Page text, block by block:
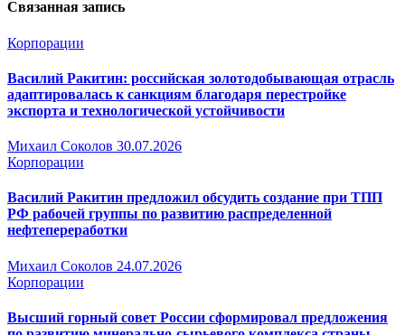
Связанная запись
Корпорации
Василий Ракитин: российская золотодобывающая отрасль
адаптировалась к санкциям благодаря перестройке
экспорта и технологической устойчивости
Михаил Соколов 30.07.2026
Корпорации
Василий Ракитин предложил обсудить создание при ТПП
РФ рабочей группы по развитию распределенной
нефтепереработки
Михаил Соколов 24.07.2026
Корпорации
Высший горный совет России сформировал предложения